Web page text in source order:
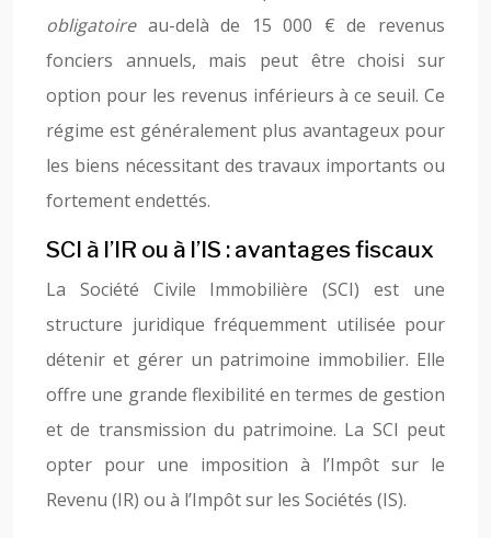
obligatoire au-delà de 15 000 € de revenus
fonciers annuels, mais peut être choisi sur
option pour les revenus inférieurs à ce seuil. Ce
régime est généralement plus avantageux pour
les biens nécessitant des travaux importants ou
fortement endettés.
SCI à l’IR ou à l’IS : avantages fiscaux
La Société Civile Immobilière (SCI) est une
structure juridique fréquemment utilisée pour
détenir et gérer un patrimoine immobilier. Elle
offre une grande flexibilité en termes de gestion
et de transmission du patrimoine. La SCI peut
opter pour une imposition à l’Impôt sur le
Revenu (IR) ou à l’Impôt sur les Sociétés (IS).